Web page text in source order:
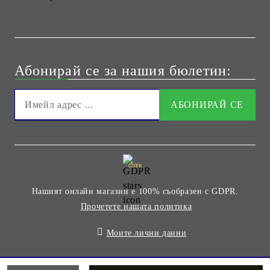
Абонирай се за нашия бюлетин:
GDPR
Нашият онлайн магазин е 100% съобразен с GDPR.
Прочетете нашата политика
Моите лични данни